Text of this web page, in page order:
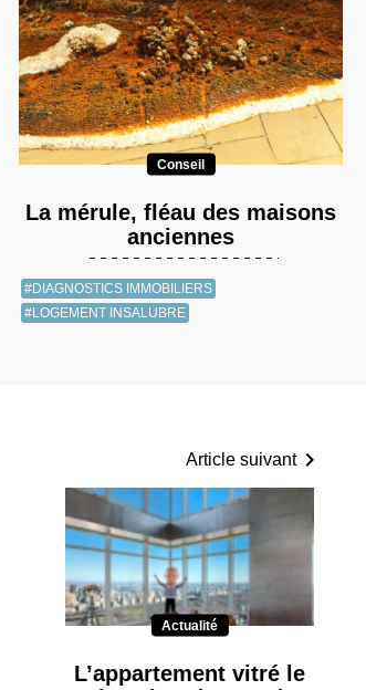
Conseil
La mérule, fléau des maisons
anciennes
#DIAGNOSTICS IMMOBILIERS
#LOGEMENT INSALUBRE
Article suivant
Actualité
L’appartement vitré le